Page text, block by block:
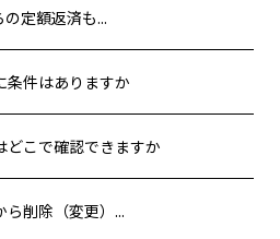
定額返済も...
条件はありますか
どこで確認できますか
削除（変更）...